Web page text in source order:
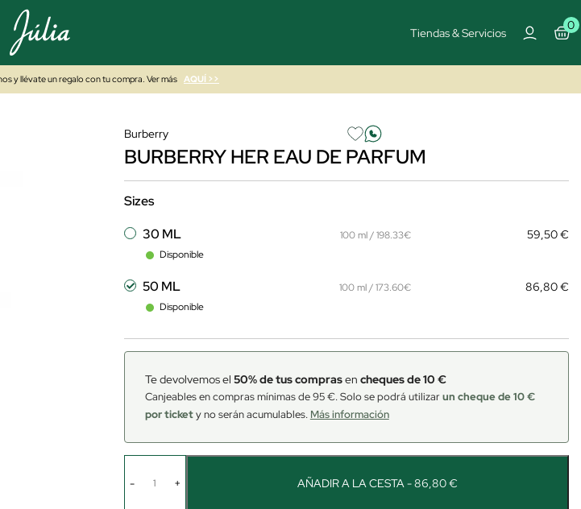
Tiendas & Servicios
0
y llévate un regalo con tu compra. Ver más AQUÍ >>
Burberry
BURBERRY HER EAU DE PARFUM
Sizes
30 ML
Disponible
100 ml / 198.33€ 59,50 €
50 ML
Disponible
100 ml / 173.60€ 86,80 €
Te devolvemos el 50% de tus comprasen cheques de 10 €
Canjeables en compras mínimas de 95 €. Solo se podrá utilizarun cheque de 10 €
por tickety no serán acumulables. Más información
- + AÑADIR A LA CESTA - 86,80 €